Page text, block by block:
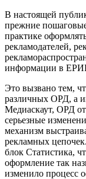
В настоящей
прежние
практике
рекламодателей,
информации в
Это вызвано тем,
различных ОРД, а
Медиаскаут, ОРД
серьезные
механизм
рекламных
блок Статистика,
оформление так
изменило процесс